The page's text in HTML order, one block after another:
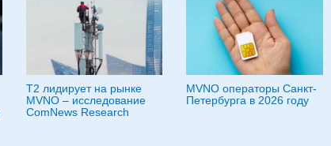
T2 лидирует на рынке
MVNO – исследование
ComNews Research
MVNO операторы Санкт-
Петербурга в 2026 году